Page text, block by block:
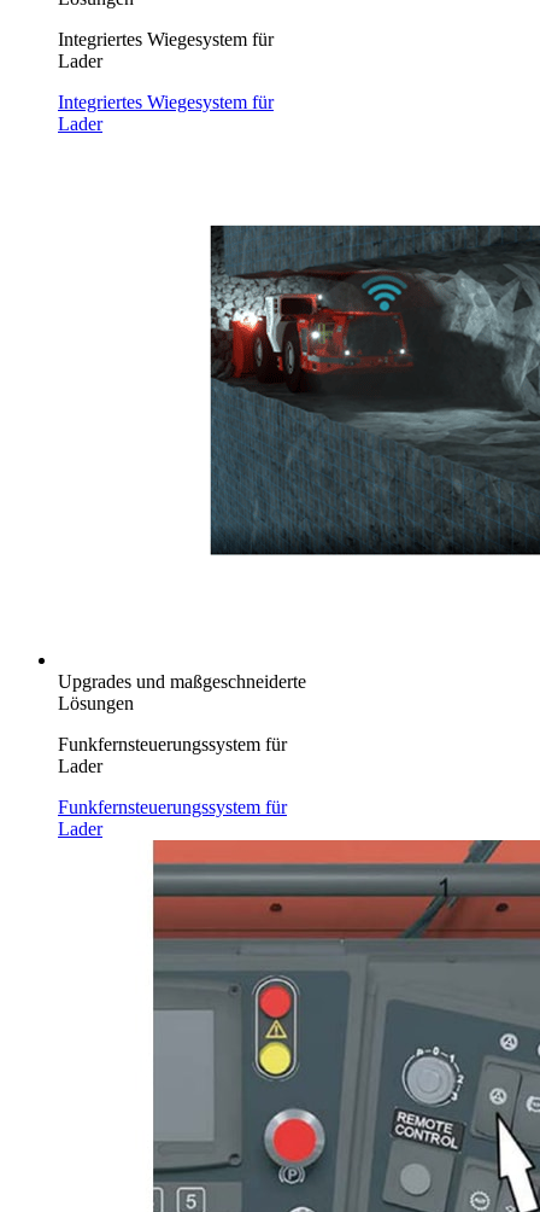
Integriertes Wiegesystem für
Lader
Integriertes Wiegesystem für
Lader
Upgrades und maßgeschneiderte
Lösungen
Funkfernsteuerungssystem für
Lader
Funkfernsteuerungssystem für
Lader